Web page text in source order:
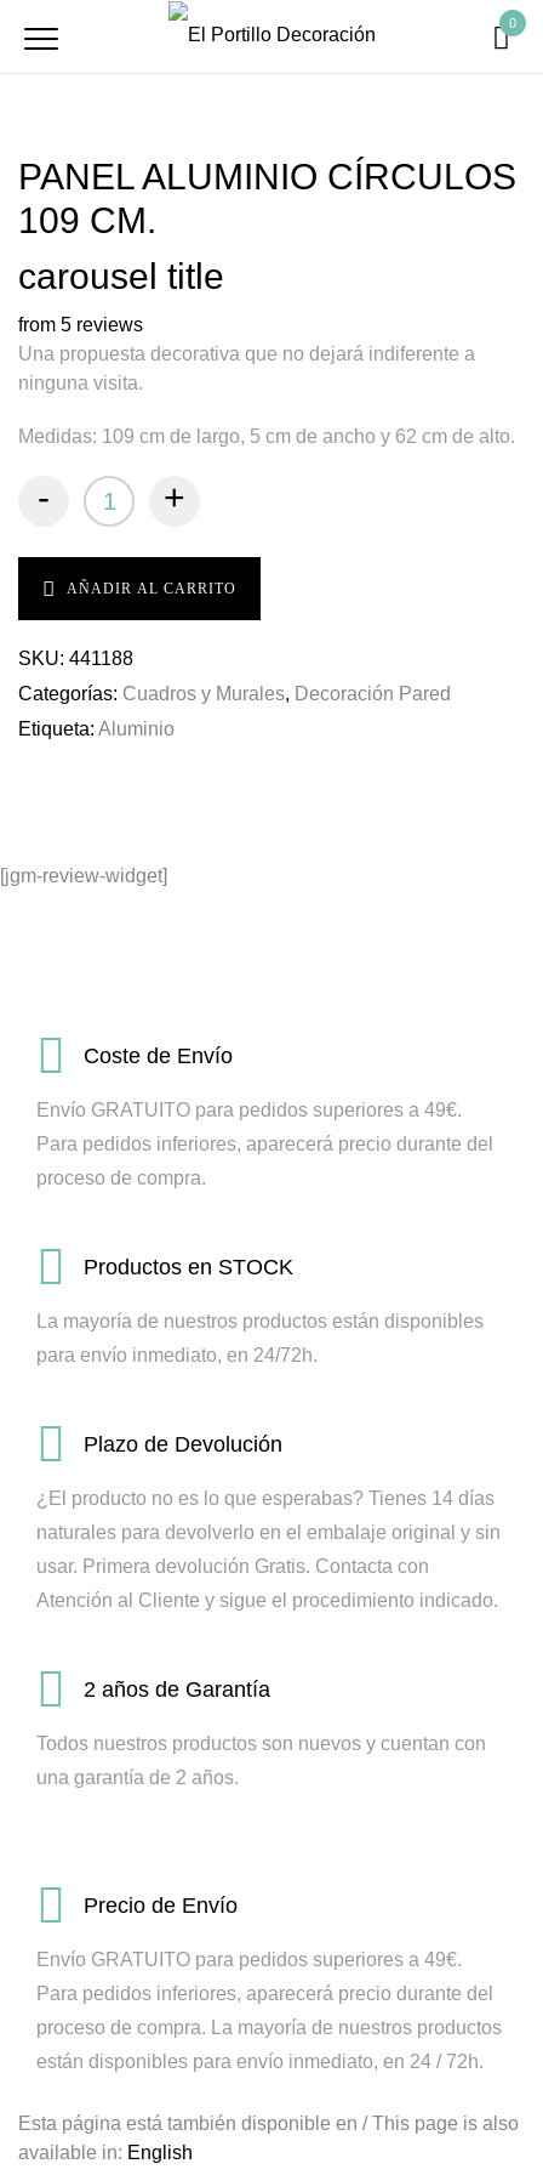
0
PANEL ALUMINIO CÍRCULOS
109 CM.
carousel title
from 5 reviews
Una propuesta decorativa que no dejará indiferente a
ninguna visita.
Medidas: 109 cm de largo, 5 cm de ancho y 62 cm de alto.
- +
AÑADIR AL CARRITO
SKU: 441188
Categorías: Cuadros y Murales, Decoración Pared
Etiqueta: Aluminio
[jgm-review-widget]
Coste de Envío
Envío GRATUITO para pedidos superiores a 49€.
Para pedidos inferiores, aparecerá precio durante del
proceso de compra.
Productos en STOCK
La mayoría de nuestros productos están disponibles
para envío inmediato, en 24/72h.
Plazo de Devolución
¿El producto no es lo que esperabas? Tienes 14 días
naturales para devolverlo en el embalaje original y sin
usar. Primera devolución Gratis. Contacta con
Atención al Cliente y sigue el procedimiento indicado.
2 años de Garantía
Todos nuestros productos son nuevos y cuentan con
una garantía de 2 años.
Precio de Envío
Envío GRATUITO para pedidos superiores a 49€.
Para pedidos inferiores, aparecerá precio durante del
proceso de compra. La mayoría de nuestros productos
están disponibles para envío inmediato, en 24 / 72h.
Esta página está también disponible en / This page is also
available in: English